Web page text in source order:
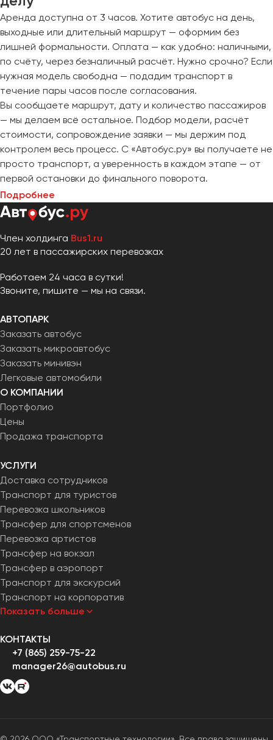
Аренда доступна от 3 часов. Хотите автобус на день,
выходные или длительный маршрут — оформим без
лишней формальности. Оплата — как удобно: наличными,
по счёту, через безналичный расчёт. Нужно срочно? Если
нужная модель свободна — подадим транспорт в
течение пары часов после согласования.
Вы сообщаете маршрут, дату и количество пассажиров
— мы делаем всё остальное. Подбор модели, расчёт
стоимости, сопровождение заявки — мы держим под
контролем весь процесс. С «Автобус.ру» вы получаете не
просто транспорт, а уверенность в каждом этапе — от
первой остановки до финального поворота.
Подробнее
Член холдинга Bus1.ru
20 лет в пассажирских перевозках
Работаем 24 часа в сутки!
Звоните, пишите — мы на связи.
АВТОПАРК
Заказать автобус
Заказать микроавтобус
Заказать минивэн
Легковые автомобили
О КОМПАНИИ
Портфолио
Цены
Продажа транспорта
УСЛУГИ
Доставка сотрудников
Транспорт для туристов
Перевозка школьников
Трансфер для спортсменов
Перевозка артистов
Трансфер на вокзал
Трансфер в аэропорт
Транспорт для экскурсий
Транспорт на корпоратив
Показать больше
КОНТАКТЫ
+7 (865) 259-75-22
manager26@autobus.ru